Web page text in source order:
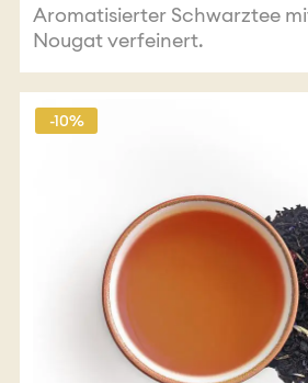
Aromatisierter Schwarztee
Nougat verfeinert.
-10%